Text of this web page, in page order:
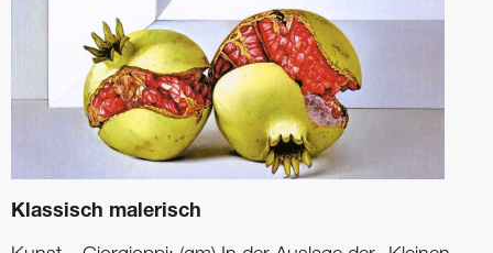
Klassisch malerisch